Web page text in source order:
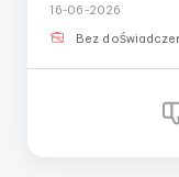
probleme de
televizoarelor/
16-06-2026
Bez